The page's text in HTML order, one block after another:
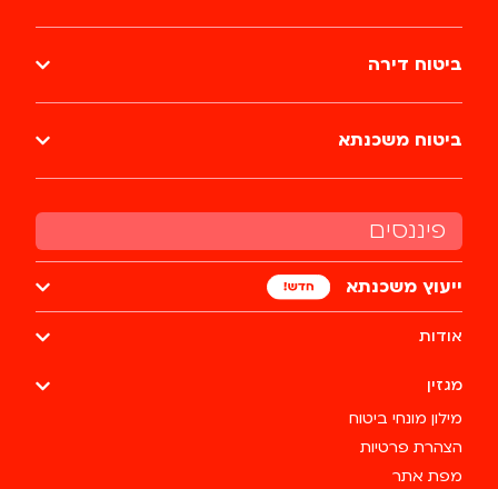
פיננסים
ייעוץ משכנתא
אודות
מילון מונחי ביטוח
הצהרת פרטיות
מפת אתר
ביטוח דירה
ביטוח משכנתא